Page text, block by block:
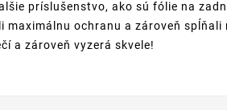
príslušenstvo, ako sú fólie na
ochranu a zároveň
a zároveň vyzerá skvele!